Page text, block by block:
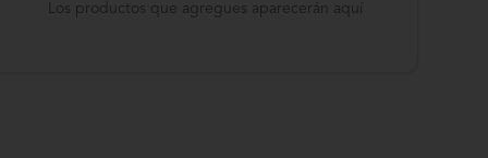
Los productos que agregues aparecerán aquí